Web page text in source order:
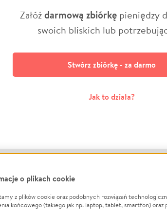
Załóżdarmową zbiórkępieniędzy
swoich bliskich lub
Stwórz zbiórkę - za darmo
Jak to działa?
Informacje
o plikach cookie
z plików cookie oraz podobnych rozwiązań
końcowego (takiego jak np. laptop, tablet, smartfon) oraz